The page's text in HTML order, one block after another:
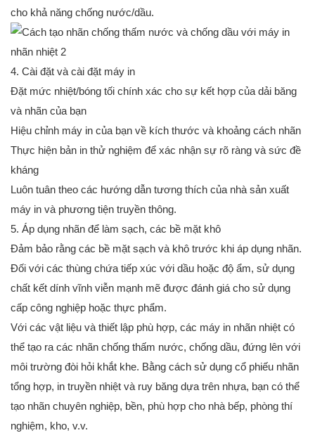
cho khả năng chống nước/dầu.
4. Cài đặt và cài đặt máy in
Đặt mức nhiệt/bóng tối chính xác cho sự kết hợp của dải băng
và nhãn của bạn
Hiệu chỉnh máy in của bạn về kích thước và khoảng cách nhãn
Thực hiện bản in thử nghiệm để xác nhận sự rõ ràng và sức đề
kháng
Luôn tuân theo các hướng dẫn tương thích của nhà sản xuất
máy in và phương tiện truyền thông.
5. Áp dụng nhãn để làm sạch, các bề mặt khô
Đảm bảo rằng các bề mặt sạch và khô trước khi áp dụng nhãn.
Đối với các thùng chứa tiếp xúc với dầu hoặc độ ẩm, sử dụng
chất kết dính vĩnh viễn mạnh mẽ được đánh giá cho sử dụng
cấp công nghiệp hoặc thực phẩm.
Với các vật liệu và thiết lập phù hợp, các máy in nhãn nhiệt có
thể tạo ra các nhãn chống thấm nước, chống dầu, đứng lên với
môi trường đòi hỏi khắt khe. Bằng cách sử dụng cổ phiếu nhãn
tổng hợp, in truyền nhiệt và ruy băng dựa trên nhựa, bạn có thể
tạo nhãn chuyên nghiệp, bền, phù hợp cho nhà bếp, phòng thí
nghiệm, kho, v.v.